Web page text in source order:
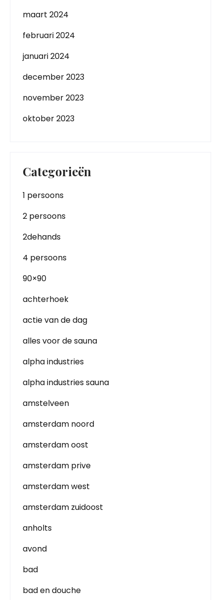
maart 2024
februari 2024
januari 2024
december 2023
november 2023
oktober 2023
Categorieën
1 persoons
2 persoons
2dehands
4 persoons
90×90
achterhoek
actie van de dag
alles voor de sauna
alpha industries
alpha industries sauna
amstelveen
amsterdam noord
amsterdam oost
amsterdam prive
amsterdam west
amsterdam zuidoost
anholts
avond
bad
bad en douche